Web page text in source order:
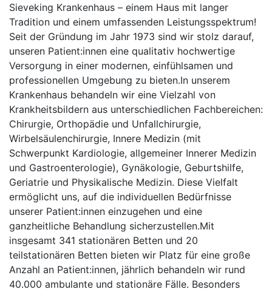
Sieveking Krankenhaus – einem Haus mit langer
Tradition und einem umfassenden Leistungsspektrum!
Seit der Gründung im Jahr 1973 sind wir stolz darauf,
unseren Patient:innen eine qualitativ hochwertige
Versorgung in einer modernen, einfühlsamen und
professionellen Umgebung zu bieten.In unserem
Krankenhaus behandeln wir eine Vielzahl von
Krankheitsbildern aus unterschiedlichen Fachbereichen:
Chirurgie, Orthopädie und Unfallchirurgie,
Wirbelsäulenchirurgie, Innere Medizin (mit
Schwerpunkt Kardiologie, allgemeiner Innerer Medizin
und Gastroenterologie), Gynäkologie, Geburtshilfe,
Geriatrie und Physikalische Medizin. Diese Vielfalt
ermöglicht uns, auf die individuellen Bedürfnisse
unserer Patient:innen einzugehen und eine
ganzheitliche Behandlung sicherzustellen.Mit
insgesamt 341 stationären Betten und 20
teilstationären Betten bieten wir Platz für eine große
Anzahl an Patient:innen, jährlich behandeln wir rund
40.000 ambulante und stationäre Fälle. Besonders